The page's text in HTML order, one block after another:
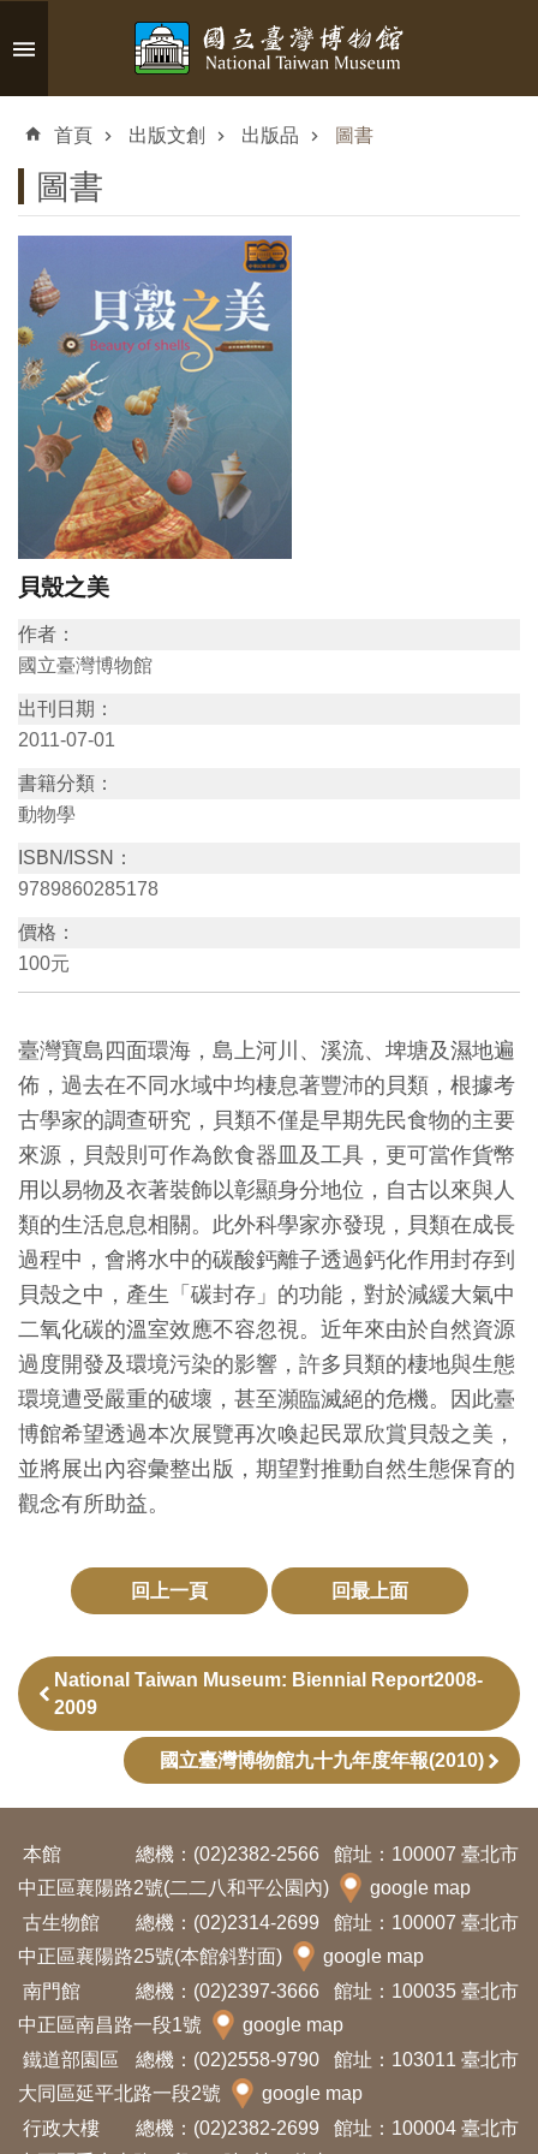
跳到主要內容區塊
搜
認
識
臺
博
參
訊
展
覽
資
訊
教
育
活
動
出
文
創
典
藏
研
究
便
民
服
務
資
訊
私
權
與
資
訊
安
全
宣
告
首頁 出版文創 出版品 圖書
圖書
貝殼之美
作者：
國立臺灣博物館
出刊日期：
2011-07-01
書籍分類：
動物學
ISBN/ISSN：
9789860285178
價格：
100元
臺灣寶島四面環海，島上河川、溪流、埤塘及濕地遍
佈，過去在不同水域中均棲息著豐沛的貝類，根據考
古學家的調查研究，貝類不僅是早期先民食物的主要
來源，貝殼則可作為飲食器皿及工具，更可當作貨幣
用以易物及衣著裝飾以彰顯身分地位，自古以來與人
類的生活息息相關。此外科學家亦發現，貝類在成長
過程中，會將水中的碳酸鈣離子透過鈣化作用封存到
貝殼之中，產生「碳封存」的功能，對於減緩大氣中
二氧化碳的溫室效應不容忽視。近年來由於自然資源
過度開發及環境污染的影響，許多貝類的棲地與生態
環境遭受嚴重的破壞，甚至瀕臨滅絕的危機。因此臺
博館希望透過本次展覽再次喚起民眾欣賞貝殼之美，
並將展出內容彙整出版，期望對推動自然生態保育的
觀念有所助益。
回上一頁 回最上面
National Taiwan Museum: Biennial Report2008-
2009
國立臺灣博物館九十九年度年報(2010)
本館 總機：(02)2382-2566
館址：100007 臺北市
中正區襄陽路2號(二二八和平公園內)
google map
古生物館
總機：(02)2314-2699
館址：100007 臺北市
中正區襄陽路25號(本館斜對面)
google map
南門館
總機：(02)2397-3666
館址：100035 臺北市
中正區南昌路一段1號
google map
鐵道部園區
總機：(02)2558-9790
館址：103011 臺北市
大同區延平北路一段2號
google map
行政大樓
總機：(02)2382-2699
館址：100004 臺北市